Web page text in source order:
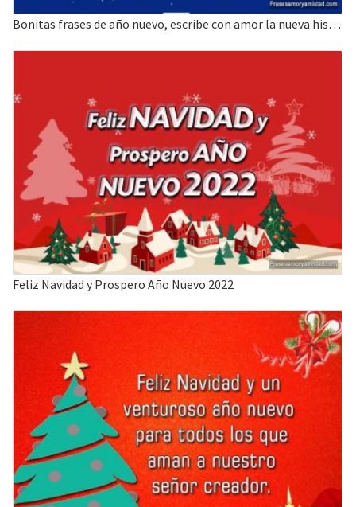
Bonitas frases de año nuevo, escribe con amor la nueva historia de tu presente.
Feliz Navidad y Prospero Año Nuevo 2022